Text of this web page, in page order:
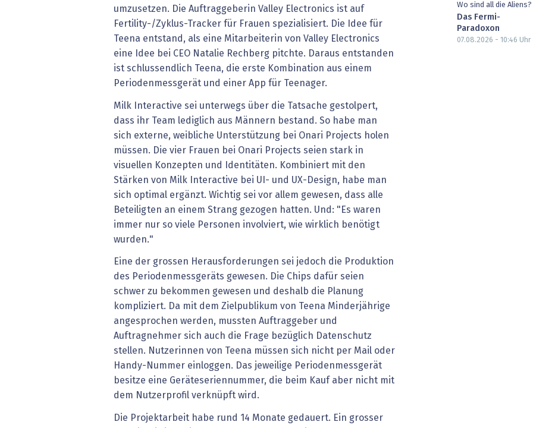
umzusetzen. Die Auftraggeberin Valley Electronics ist auf
Fertility-/Zyklus-Tracker für Frauen spezialisiert. Die Idee für
Teena entstand, als eine Mitarbeiterin von Valley Electronics
eine Idee bei CEO Natalie Rechberg pitchte. Daraus entstanden
ist schlussendlich Teena, die erste Kombination aus einem
Periodenmessgerät und einer App für Teenager.
Milk Interactive sei unterwegs über die Tatsache gestolpert,
dass ihr Team lediglich aus Männern bestand. So habe man
sich externe, weibliche Unterstützung bei Onari Projects holen
müssen. Die vier Frauen bei Onari Projects seien stark in
visuellen Konzepten und Identitäten. Kombiniert mit den
Stärken von Milk Interactive bei UI- und UX-Design, habe man
sich optimal ergänzt. Wichtig sei vor allem gewesen, dass alle
Beteiligten an einem Strang gezogen hatten. Und: "Es waren
immer nur so viele Personen involviert, wie wirklich benötigt
wurden."
Eine der grossen Herausforderungen sei jedoch die Produktion
des Periodenmessgeräts gewesen. Die Chips dafür seien
schwer zu bekommen gewesen und deshalb die Planung
kompliziert. Da mit dem Zielpublikum von Teena Minderjährige
angesprochen werden, mussten Auftraggeber und
Auftragnehmer sich auch die Frage bezüglich Datenschutz
stellen. Nutzerinnen von Teena müssen sich nicht per Mail oder
Handy-Nummer einloggen. Das jeweilige Periodenmessgerät
besitze eine Geräteseriennummer, die beim Kauf aber nicht mit
dem Nutzerprofil verknüpft wird.
Die Projektarbeit habe rund 14 Monate gedauert. Ein grosser
Wo sind all die Aliens?
Das Fermi-
Paradoxon
07.08.2026 - 10:46 Uhr